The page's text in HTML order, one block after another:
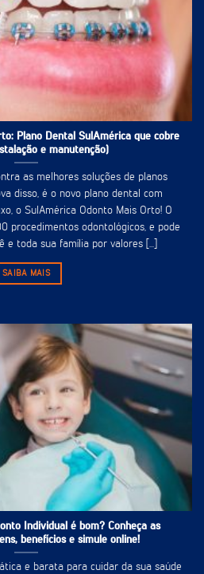
Plano Dental SulAmérica que cobre
e manutenção)
as melhores soluções de planos
disso, é o novo plano dental com
o SulAmérica Odonto Mais Orto! O
procedimentos odontológicos, e pode
e toda sua família por valores [...]
SAIBA MAIS
Individual é bom? Conheça as
benefícios e simule online!
e barata para cuidar da sua saúde